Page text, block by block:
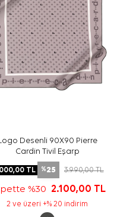
Desenli 90X90 Pierre
Cardin Tivil Eşarp
TL %25 3.990,00TL
%30 2.100,00 TL
2 ve üzeri +% 20 indirim